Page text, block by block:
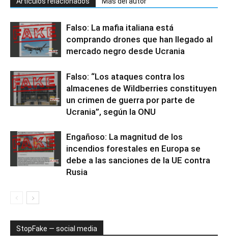
Falso: La mafia italiana está
comprando drones que han llegado al
mercado negro desde Ucrania
Falso: “Los ataques contra los
almacenes de Wildberries constituyen
un crimen de guerra por parte de
Ucrania”, según la ONU
Engañoso: La magnitud de los
incendios forestales en Europa se
debe a las sanciones de la UE contra
Rusia
StopFake — social media